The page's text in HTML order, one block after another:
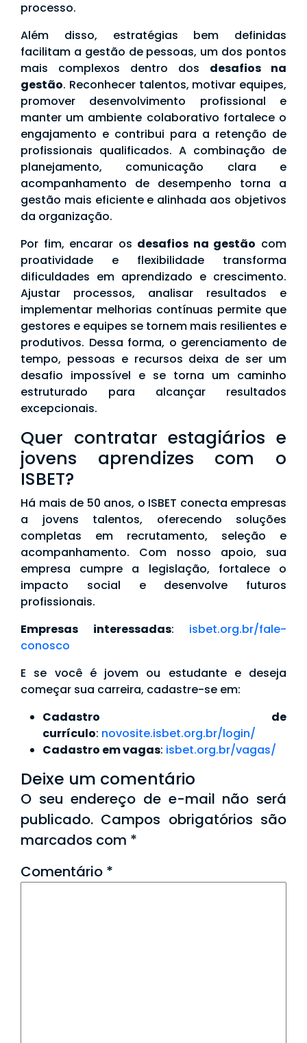
processo.
Além disso, estratégias bem definidas
facilitam a gestão de pessoas, um dos pontos
mais complexos dentro dos desafios na
gestão. Reconhecer talentos, motivar equipes,
promover desenvolvimento profissional e
manter um ambiente colaborativo fortalece o
engajamento e contribui para a retenção de
profissionais qualificados. A combinação de
planejamento, comunicação clara e
acompanhamento de desempenho torna a
gestão mais eficiente e alinhada aos objetivos
da organização.
Por fim, encarar os desafios na gestão com
proatividade e flexibilidade transforma
dificuldades em aprendizado e crescimento.
Ajustar processos, analisar resultados e
implementar melhorias contínuas permite que
gestores e equipes se tornem mais resilientes e
produtivos. Dessa forma, o gerenciamento de
tempo, pessoas e recursos deixa de ser um
desafio impossível e se torna um caminho
estruturado para alcançar resultados
excepcionais.
Quer contratar estagiários e
jovens aprendizes com o
ISBET?
Há mais de 50 anos, o ISBET conecta empresas
a jovens talentos, oferecendo soluções
completas em recrutamento, seleção e
acompanhamento. Com nosso apoio, sua
empresa cumpre a legislação, fortalece o
impacto social e desenvolve futuros
profissionais.
Empresas interessadas: isbet.org.br/fale-
conosco
E se você é jovem ou estudante e deseja
começar sua carreira, cadastre-se em:
Cadastro de
currículo: novosite.isbet.org.br/login/
Cadastro em vagas: isbet.org.br/vagas/
Deixe um comentário
O seu endereço de e-mail não será
publicado. Campos obrigatórios são
marcados com *
Comentário *